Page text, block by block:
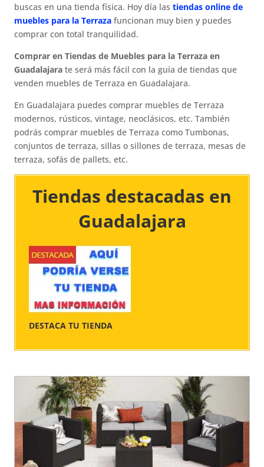
buscas en una tienda física. Hoy día lastiendas online de
muebles para la Terraza funcionan muy bien y puedes
comprar con total tranquilidad.
Comprar en Tiendas de Muebles para la Terraza en
Guadalajara te será más fácil con la guía de tiendas que
venden muebles de Terraza en Guadalajara.
En Guadalajara puedes comprar muebles de Terraza
modernos, rústicos, vintage, neoclásicos, etc. También
podrás comprar muebles de Terraza como Tumbonas,
conjuntos de terraza, sillas o sillones de terraza, mesas de
terraza, sofás de pallets, etc.
Tiendas destacadas en
Guadalajara​​​​​​​